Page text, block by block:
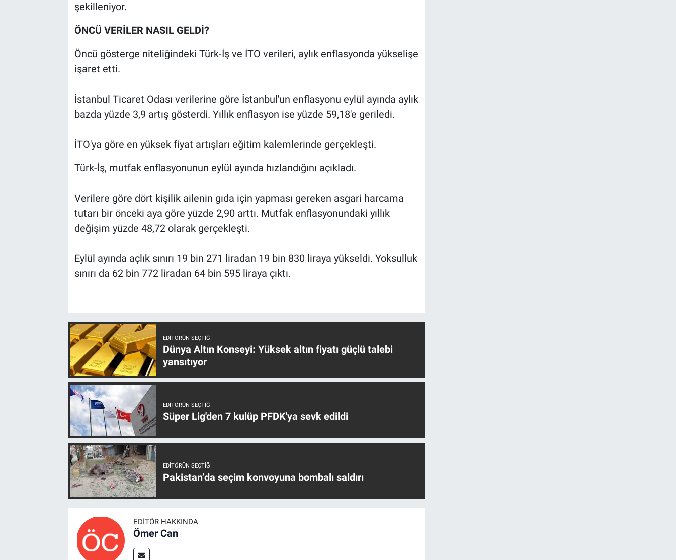
şekilleniyor.
ÖNCÜ VERİLER NASIL GELDİ?
Öncü gösterge niteliğindeki Türk-İş ve İTO verileri, aylık enflasyonda yükselişe
işaret etti.
İstanbul Ticaret Odası verilerine göre İstanbul'un enflasyonu eylül ayında aylık
bazda yüzde 3,9 artış gösterdi. Yıllık enflasyon ise yüzde 59,18'e geriledi.
İTO'ya göre en yüksek fiyat artışları eğitim kalemlerinde gerçekleşti.
Türk-İş, mutfak enflasyonunun eylül ayında hızlandığını açıkladı.
Verilere göre dört kişilik ailenin gıda için yapması gereken asgari harcama
tutarı bir önceki aya göre yüzde 2,90 arttı. Mutfak enflasyonundaki yıllık
değişim yüzde 48,72 olarak gerçekleşti.
Eylül ayında açlık sınırı 19 bin 271 liradan 19 bin 830 liraya yükseldi. Yoksulluk
sınırı da 62 bin 772 liradan 64 bin 595 liraya çıktı.
EDITÖRÜN SEÇTIĞI
Dünya Altın Konseyi: Yüksek altın fiyatı güçlü talebi
yansıtıyor
EDITÖRÜN SEÇTIĞI
Süper Lig'den 7 kulüp PFDK'ya sevk edildi
EDITÖRÜN SEÇTIĞI
Pakistan’da seçim konvoyuna bombalı saldırı
EDITÖR HAKKINDA
Ömer Can